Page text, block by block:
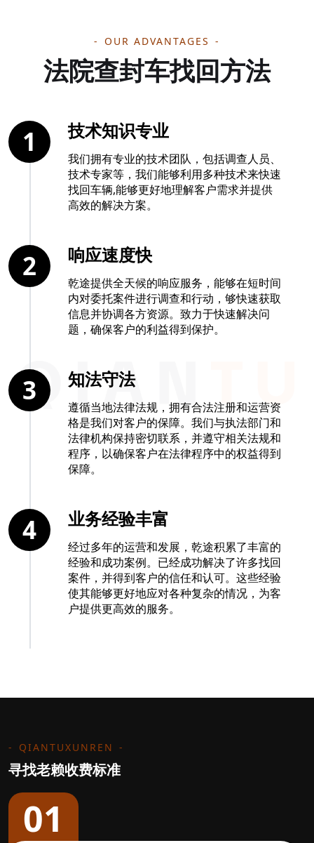
OUR ADVANTAGES
法院查封车找回方法
技术知识专业
我们拥有专业的技术团队，包括调查人员、
技术专家等，我们能够利用多种技术来快速
找回车辆,能够更好地理解客户需求并提供
高效的解决方案。
1
响应速度快
乾途提供全天候的响应服务，能够在短时间
内对委托案件进行调查和行动，够快速获取
信息并协调各方资源。致力于快速解决问
题，确保客户的利益得到保护。
2
知法守法
遵循当地法律法规，拥有合法注册和运营资
格是我们对客户的保障。我们与执法部门和
法律机构保持密切联系，并遵守相关法规和
程序，以确保客户在法律程序中的权益得到
保障。
3
业务经验丰富
经过多年的运营和发展，乾途积累了丰富的
经验和成功案例。已经成功解决了许多找回
案件，并得到客户的信任和认可。这些经验
使其能够更好地应对各种复杂的情况，为客
户提供更高效的服务。
4
QIANTUXUNREN
寻找老赖收费标准
01